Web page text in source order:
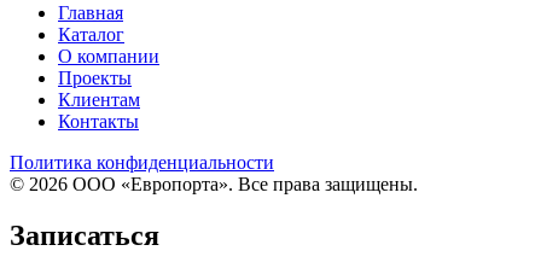
Главная
Каталог
О компании
Проекты
Клиентам
Контакты
Политика конфиденциальности
© 2026 ООО «Европорта». Все права защищены.
Записаться